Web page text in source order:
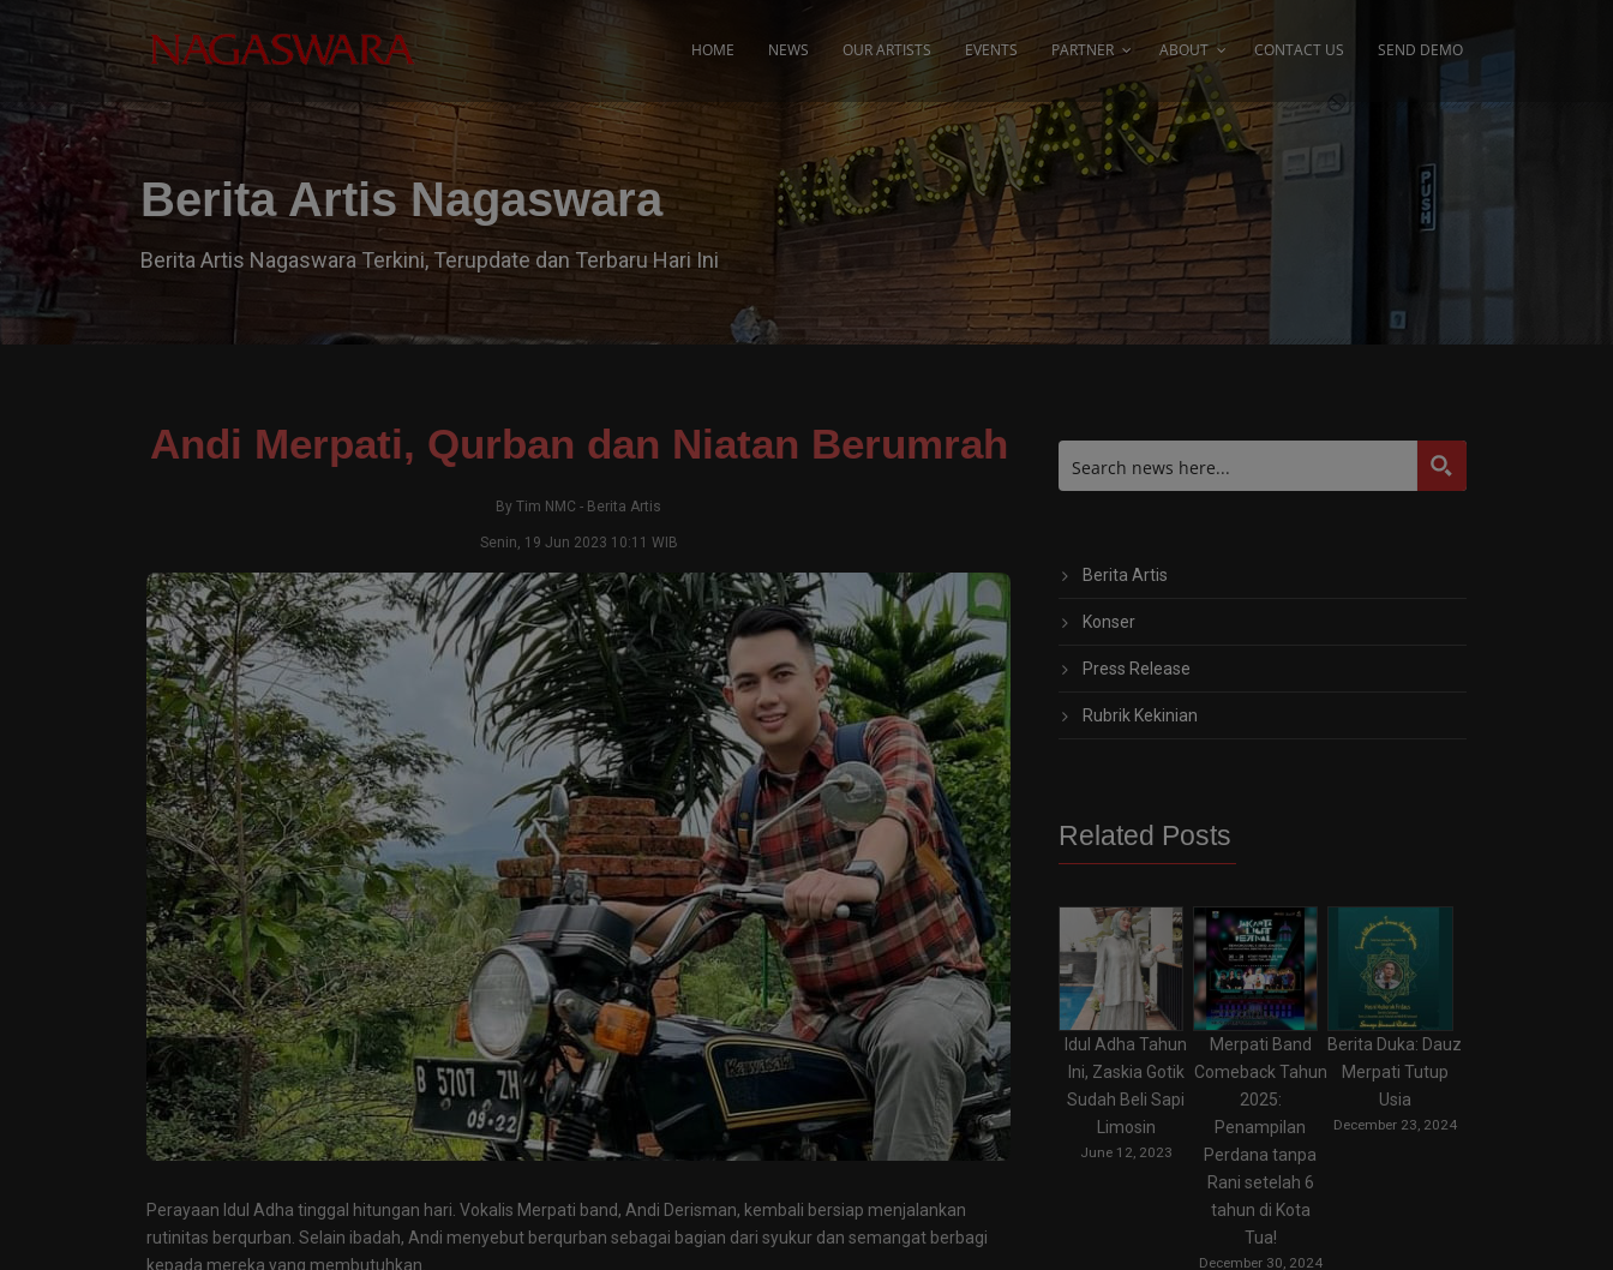
HOME NEWS OUR ARTISTS EVENTS PARTNER ABOUT CONTACT US SEND DEMO
Berita Artis Nagaswara
Berita Artis Nagaswara Terkini, Terupdate dan Terbaru Hari Ini
Andi Merpati, Qurban dan Niatan Berumrah
By Tim NMC - Berita Artis
Senin, 19 Jun 2023 10:11 WIB
Perayaan Idul Adha tinggal hitungan hari. Vokalis Merpati band, Andi Derisman, kembali bersiap menjalankan
rutinitas berqurban. Selain ibadah, Andi menyebut berqurban sebagai bagian dari syukur dan semangat berbagi
kepada mereka yang membutuhkan.
Berita Artis
Konser
Press Release
Rubrik Kekinian
Related Posts
Idul Adha Tahun
Ini, Zaskia Gotik
Sudah Beli Sapi
Limosin
June 12, 2023
Merpati Band
Comeback Tahun
2025:
Penampilan
Perdana tanpa
Rani setelah 6
tahun di Kota
Tua!
December 30, 2024
Berita Duka: Dauz
Merpati Tutup
Usia
December 23, 2024
modal-check